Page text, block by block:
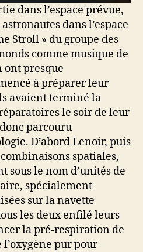
dans l’espace prévue,
dans l’espace
Stroll » du groupe des
comme musique de
presque
à préparer leur
avaient terminé la
le soir de leur
parcouru
D’abord Lenoir, puis
spatiales,
sous le nom d’unités de
spécialement
sur la navette
les deux enfilé leurs
la pré-respiration de
l’oxygène pur pour